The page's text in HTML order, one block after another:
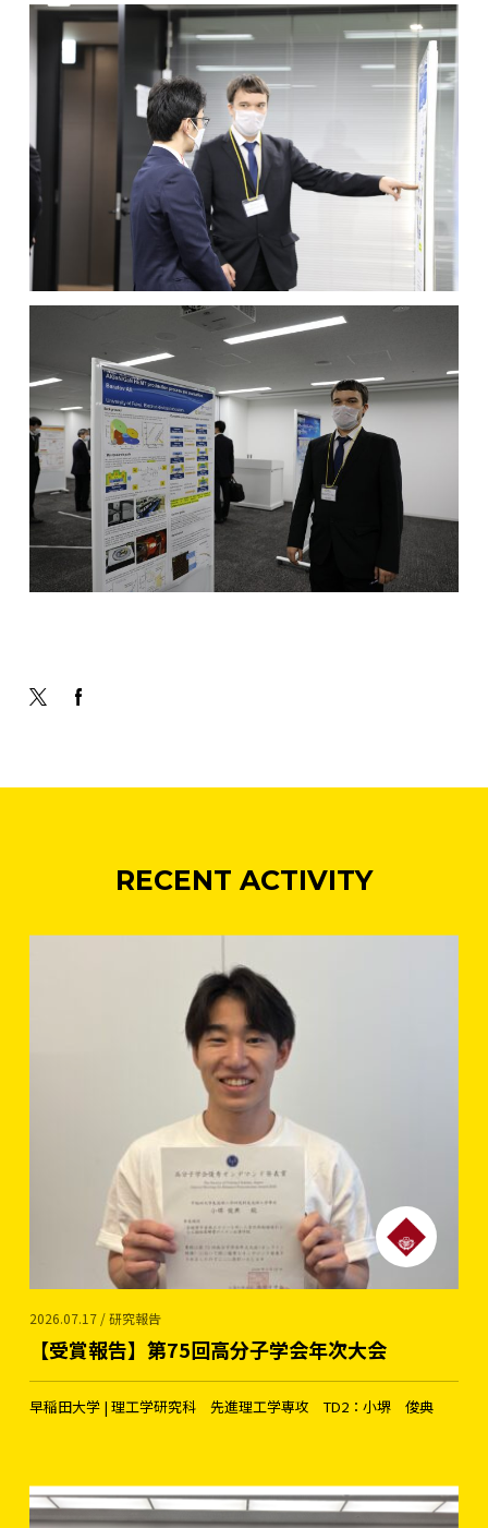
RECENT ACTIVITY
2026.07.17 / 研究報告
【受賞報告】第75回高分子学会年次大会
早稲田大学 | 理工学研究科 先進理工学専攻 TD2：小堺 俊典